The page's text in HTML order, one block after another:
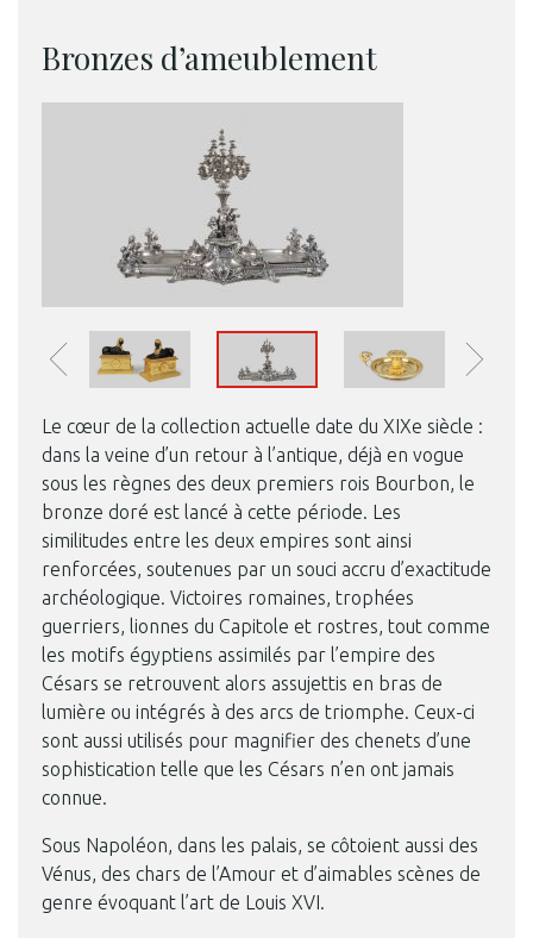
Bronzes d’ameublement
Le cœur de la collection actuelle date du XIXe siècle :
dans la veine d’un retour à l’antique, déjà en vogue
sous les règnes des deux premiers rois Bourbon, le
bronze doré est lancé à cette période. Les
similitudes entre les deux empires sont ainsi
renforcées, soutenues par un souci accru d’exactitude
archéologique. Victoires romaines, trophées
guerriers, lionnes du Capitole et rostres, tout comme
les motifs égyptiens assimilés par l’empire des
Césars se retrouvent alors assujettis en bras de
lumière ou intégrés à des arcs de triomphe. Ceux-ci
sont aussi utilisés pour magnifier des chenets d’une
sophistication telle que les Césars n’en ont jamais
connue.
Sous Napoléon, dans les palais, se côtoient aussi des
Vénus, des chars de l’Amour et d’aimables scènes de
genre évoquant l’art de Louis XVI.